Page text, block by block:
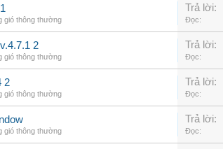
gió thông thường
Trả lời:
Đọc:
2
gió thông thường
Trả lời:
Đọc:
2
gió thông thường
Trả lời:
Đọc:
gió thông thường
Trả lời:
Đọc: